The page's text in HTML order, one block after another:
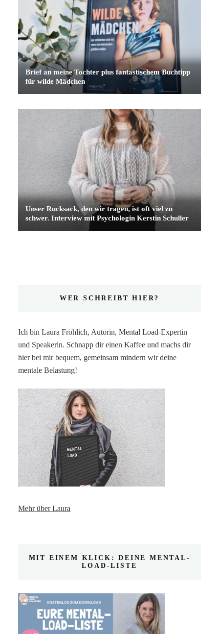
Brief an meine Tochter plus fantastischem Buchtipp
für wilde Mädchen
Unser Rucksack, den wir tragen, ist oft viel zu
schwer. Interview mit Psychologin Kerstin Schuller
WER SCHREIBT HIER?
Ich bin Laura Fröhlich, Autorin, Mental Load-Expertin
und Speakerin. Schnapp dir einen Kaffee und machs dir
hier bei mir bequem, gemeinsam mindern wir deine
mentale Belastung!
Mehr über Laura
MIT EINEM KLICK: DEINE MENTAL-
LOAD-LISTE